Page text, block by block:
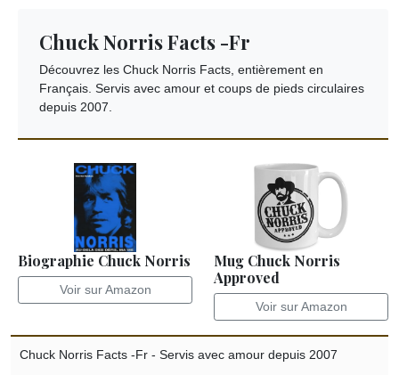
Chuck Norris Facts -Fr
Découvrez les Chuck Norris Facts, entièrement en
Français. Servis avec amour et coups de pieds circulaires
depuis 2007.
Biographie Chuck Norris
Voir sur Amazon
Mug Chuck Norris
Approved
Voir sur Amazon
Chuck Norris Facts -Fr - Servis avec amour depuis 2007